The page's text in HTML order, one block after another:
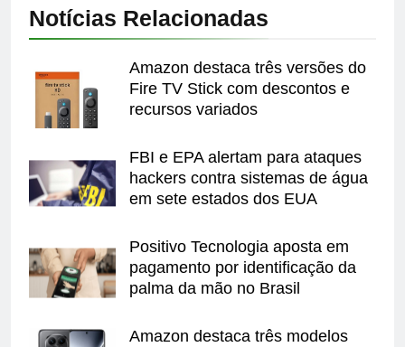
Notícias Relacionadas
Amazon destaca três versões do
Fire TV Stick com descontos e
recursos variados
FBI e EPA alertam para ataques
hackers contra sistemas de água
em sete estados dos EUA
Positivo Tecnologia aposta em
pagamento por identificação da
palma da mão no Brasil
Amazon destaca três modelos